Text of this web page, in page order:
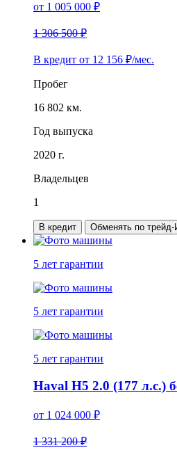
от 1 005 000 ₽
1 306 500 ₽
В кредит от 12 156 ₽/мес.
Пробег
16 802 км.
Год выпуска
2020 г.
Владельцев
1
В кредит Обменять по трейд-
5 лет гарантии
5 лет гарантии
5 лет гарантии
Haval H5 2.0 (177
от 1 024 000 ₽
1 331 200 ₽